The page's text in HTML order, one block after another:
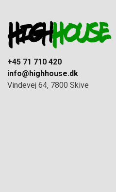
+45 71 710 420
info@highhouse.dk
Vindevej 64, 7800 Skive